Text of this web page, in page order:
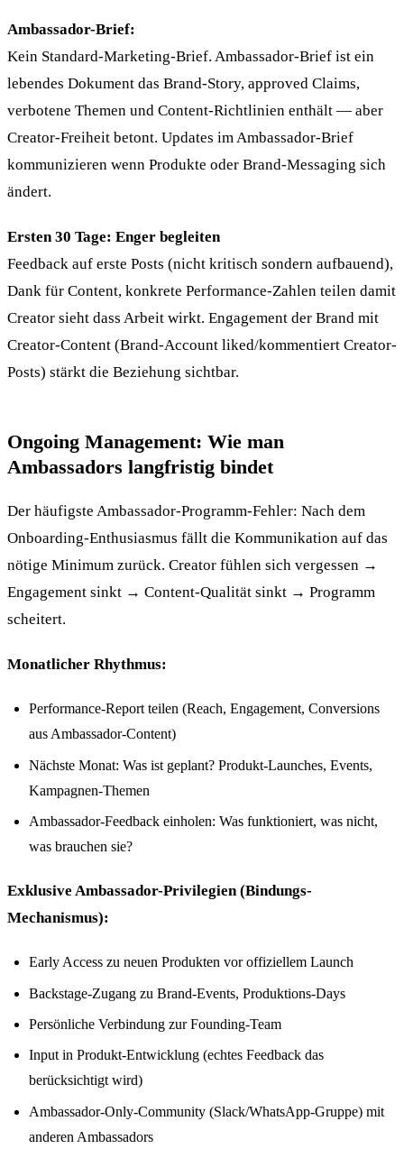
Ambassador-Brief:
Kein Standard-Marketing-Brief. Ambassador-Brief ist ein
lebendes Dokument das Brand-Story, approved Claims,
verbotene Themen und Content-Richtlinien enthält — aber
Creator-Freiheit betont. Updates im Ambassador-Brief
kommunizieren wenn Produkte oder Brand-Messaging sich
ändert.
Ersten 30 Tage: Enger begleiten
Feedback auf erste Posts (nicht kritisch sondern aufbauend),
Dank für Content, konkrete Performance-Zahlen teilen damit
Creator sieht dass Arbeit wirkt. Engagement der Brand mit
Creator-Content (Brand-Account liked/kommentiert Creator-
Posts) stärkt die Beziehung sichtbar.
Ongoing Management: Wie man
Ambassadors langfristig bindet
Der häufigste Ambassador-Programm-Fehler: Nach dem
Onboarding-Enthusiasmus fällt die Kommunikation auf das
nötige Minimum zurück. Creator fühlen sich vergessen →
Engagement sinkt → Content-Qualität sinkt → Programm
scheitert.
Monatlicher Rhythmus:
Performance-Report teilen (Reach, Engagement, Conversions
aus Ambassador-Content)
Nächste Monat: Was ist geplant? Produkt-Launches, Events,
Kampagnen-Themen
Ambassador-Feedback einholen: Was funktioniert, was nicht,
was brauchen sie?
Exklusive Ambassador-Privilegien (Bindungs-
Mechanismus):
Early Access zu neuen Produkten vor offiziellem Launch
Backstage-Zugang zu Brand-Events, Produktions-Days
Persönliche Verbindung zur Founding-Team
Input in Produkt-Entwicklung (echtes Feedback das
berücksichtigt wird)
Ambassador-Only-Community (Slack/WhatsApp-Gruppe) mit
anderen Ambassadors